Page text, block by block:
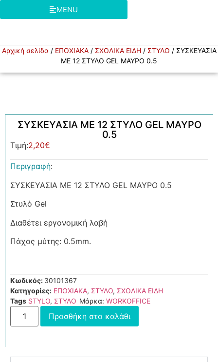
MENU
Αρχική σελίδα / ΕΠΟΧΙΑΚΑ/ ΣΧΟΛΙΚΑ ΕΙΔΗ/ ΣΤΥΛΟ / ΣΥΣΚΕΥΑΣΙΑ
ΜΕ 12 ΣΤΥΛΟ GEL ΜΑΥΡΟ 0.5
ΣΥΣΚΕΥΑΣΙΑ ΜΕ 12 ΣΤΥΛΟ GEL ΜΑΥΡΟ
0.5
Τιμή:2,20€
Περιγραφή:
ΣΥΣΚΕΥΑΣΙΑ ΜΕ 12 ΣΤΥΛΟ GEL ΜΑΥΡΟ 0.5
Στυλό Gel
Διαθέτει εργονομική λαβή
Πάχος μύτης: 0.5mm.
Κωδικός: 30101367
Κατηγορίες: ΕΠΟΧΙΑΚΑ, ΣΤΥΛΟ, ΣΧΟΛΙΚΑ ΕΙΔΗ
Tags STYLO, ΣΤΥΛΟ Μάρκα: WORKOFFICE
Προσθήκη στο καλάθι